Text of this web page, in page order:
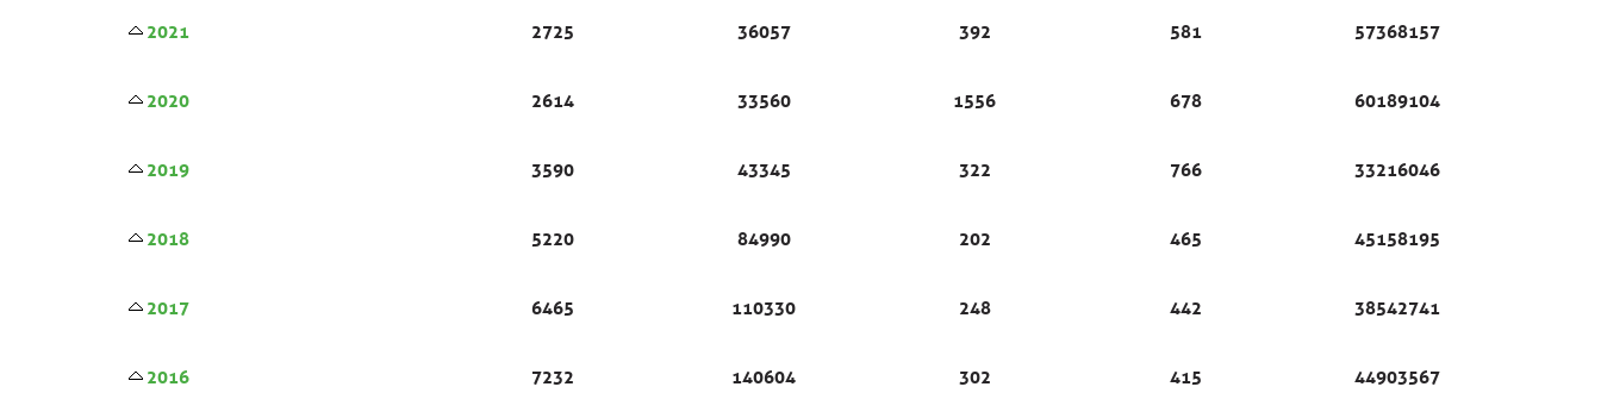
2021 2725 36057 392 581 57368157
2020 2614 33560 1556 678 60189104
2019 3590 43345 322 766 33216046
2018 5220 84990 202 465 45158195
2017 6465 110330 248 442 38542741
2016 7232 140604 302 415 44903567